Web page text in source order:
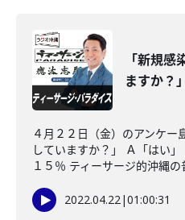
「新規
ますか？」
４月２２日（金）のアンケ
していますか？」 Ａ「は
１５％ ティーサージ的沖縄の
2022.04.22|01:00:31